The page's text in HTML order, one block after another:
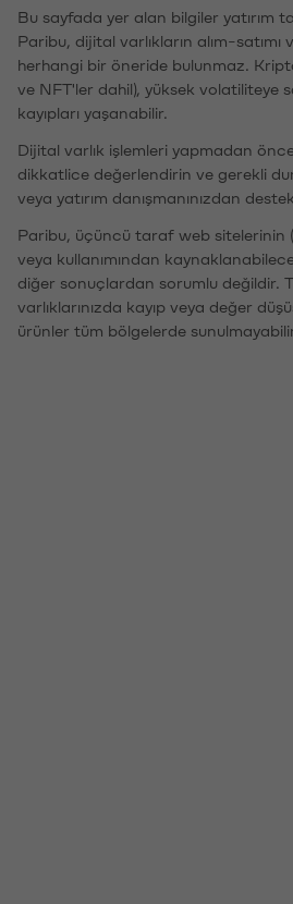
Bu sayfada yer alan bilgiler yatırım
Paribu, dijital varlıkların alım-satımı
herhangi bir öneride bulunmaz.
ve NFT'ler dahil), yüksek volatiliteye
kayıpları yaşanabilir.
Dijital varlık işlemleri yapmadan
dikkatlice değerlendirin ve gerekli
veya yatırım danışmanınızdan destek
Paribu, üçüncü taraf web sitelerinin
veya kullanımından
diğer sonuçlardan sorumlu değildir.
varlıklarınızda kayıp veya değer
ürünler tüm bölgelerde